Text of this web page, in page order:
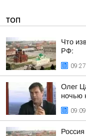
ТОП
Что
РФ:
09:27
Олег
ночью
09:09